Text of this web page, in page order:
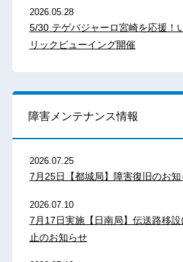
2026.05.28
5/30 テゲバジャーロ宮崎を応援
リックビューイング開催
障害メンテナンス情報
2026.07.25
7月25日【都城局】障害復旧のお知
2026.07.10
7月17日実施【日南局】伝送路移
止のお知らせ